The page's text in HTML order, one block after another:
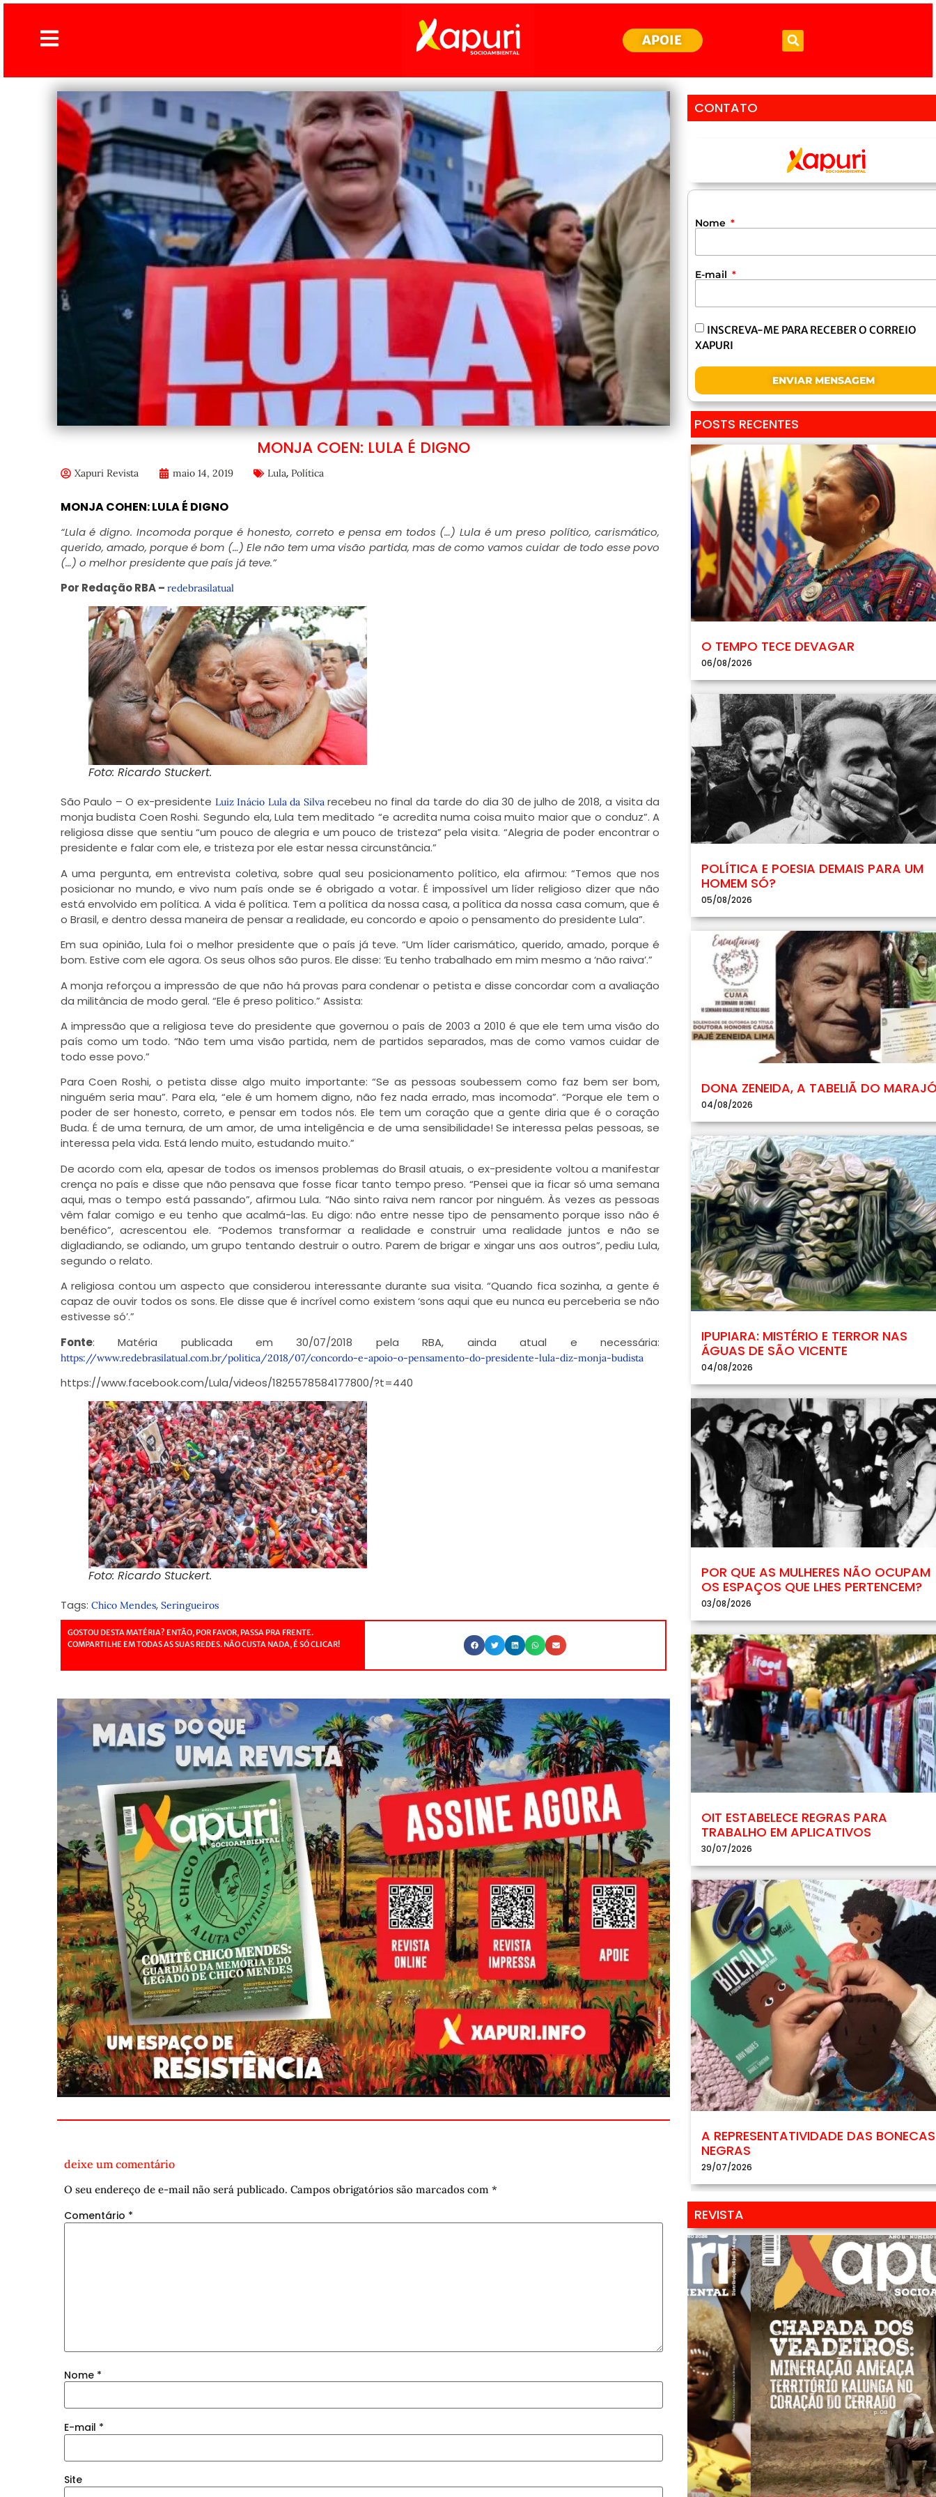
APOIE
MONJA COEN: LULA É DIGNO
Xapuri Revista maio 14, 2019 Lula, Política
MONJA COHEN: LULA É DIGNO
“Lula é digno. Incomoda porque é honesto, correto e pensa em todos (…) Lula é um preso político, carismático,
querido, amado, porque é bom (…) Ele não tem uma visão partida, mas de como vamos cuidar de todo esse povo
(…) o melhor presidente que país já teve.”
Por Redação RBA – redebrasilatual
Foto: Ricardo Stuckert.
São Paulo – O ex-presidente Luiz Inácio Lula da Silvarecebeu no final da tarde do dia 30 de julho de 2018, a visita da
monja budista Coen Roshi. Segundo ela, Lula tem meditado “e acredita numa coisa muito maior que o conduz”. A
religiosa disse que sentiu “um pouco de alegria e um pouco de tristeza” pela visita. “Alegria de poder encontrar o
presidente e falar com ele, e tristeza por ele estar nessa circunstância.”
A uma pergunta, em entrevista coletiva, sobre qual seu posicionamento político, ela afirmou: “Temos que nos
posicionar no mundo, e vivo num país onde se é obrigado a votar. É impossível um líder religioso dizer que não
está envolvido em política. A vida é política. Tem a política da nossa casa, a política da nossa casa comum, que é
o Brasil, e dentro dessa maneira de pensar a realidade, eu concordo e apoio o pensamento do presidente Lula”.
Em sua opinião, Lula foi o melhor presidente que o país já teve. “Um líder carismático, querido, amado, porque é
bom. Estive com ele agora. Os seus olhos são puros. Ele disse: ‘Eu tenho trabalhado em mim mesmo a ‘não raiva’.”
A monja reforçou a impressão de que não há provas para condenar o petista e disse concordar com a avaliação
da militância de modo geral. “Ele é preso politico.” Assista:
A impressão que a religiosa teve do presidente que governou o país de 2003 a 2010 é que ele tem uma visão do
país como um todo. “Não tem uma visão partida, nem de partidos separados, mas de como vamos cuidar de
todo esse povo.”
Para Coen Roshi, o petista disse algo muito importante: “Se as pessoas soubessem como faz bem ser bom,
ninguém seria mau”. Para ela, “ele é um homem digno, não fez nada errado, mas incomoda”. “Porque ele tem o
poder de ser honesto, correto, e pensar em todos nós. Ele tem um coração que a gente diria que é o coração
Buda. É de uma ternura, de um amor, de uma inteligência e de uma sensibilidade! Se interessa pelas pessoas, se
interessa pela vida. Está lendo muito, estudando muito.”
De acordo com ela, apesar de todos os imensos problemas do Brasil atuais, o ex-presidente voltou a manifestar
crença no país e disse que não pensava que fosse ficar tanto tempo preso. “Pensei que ia ficar só uma semana
aqui, mas o tempo está passando”, afirmou Lula. “Não sinto raiva nem rancor por ninguém. Às vezes as pessoas
vêm falar comigo e eu tenho que acalmá-las. Eu digo: não entre nesse tipo de pensamento porque isso não é
benéfico”, acrescentou ele. “Podemos transformar a realidade e construir uma realidade juntos e não se
digladiando, se odiando, um grupo tentando destruir o outro. Parem de brigar e xingar uns aos outros”, pediu Lula,
segundo o relato.
A religiosa contou um aspecto que considerou interessante durante sua visita. “Quando fica sozinha, a gente é
capaz de ouvir todos os sons. Ele disse que é incrível como existem ‘sons aqui que eu nunca eu perceberia se não
estivesse só’.”
Fonte: Matéria publicada em 30/07/2018 pela RBA, ainda atual e necessária:
https://www.redebrasilatual.com.br/politica/2018/07/concordo-e-apoio-o-pensamento-do-presidente-lula-diz-monja-budista
https://www.facebook.com/Lula/videos/1825578584177800/?t=440
Foto: Ricardo Stuckert.
Tags: Chico Mendes, Seringueiros
GOSTOU DESTA MATÉRIA? ENTÃO, POR FAVOR, PASSA PRA FRENTE.
COMPARTILHE EM TODAS AS SUAS REDES. NÃO CUSTA NADA, É SÓ CLICAR!
deixe um comentário
O seu endereço de e-mail não será publicado. Campos obrigatórios são marcados com *
Comentário *
Nome *
E-mail *
Site
CONTATO
Nome
E-mail
INSCREVA-ME PARA RECEBER O CORREIO
XAPURI
ENVIAR MENSAGEM
POSTS RECENTES
O TEMPO TECE DEVAGAR
06/08/2026
POLÍTICA E POESIA DEMAIS PARA UM
HOMEM SÓ?
05/08/2026
DONA ZENEIDA, A TABELIÃ DO
04/08/2026
IPUPIARA: MISTÉRIO E TERROR NAS
ÁGUAS DE SÃO VICENTE
04/08/2026
POR QUE AS MULHERES NÃO OCUPAM
OS ESPAÇOS QUE LHES PERTENCEM?
03/08/2026
OIT ESTABELECE REGRAS PARA
TRABALHO EM APLICATIVOS
30/07/2026
A REPRESENTATIVIDADE DAS BONECAS
NEGRAS
29/07/2026
REVISTA